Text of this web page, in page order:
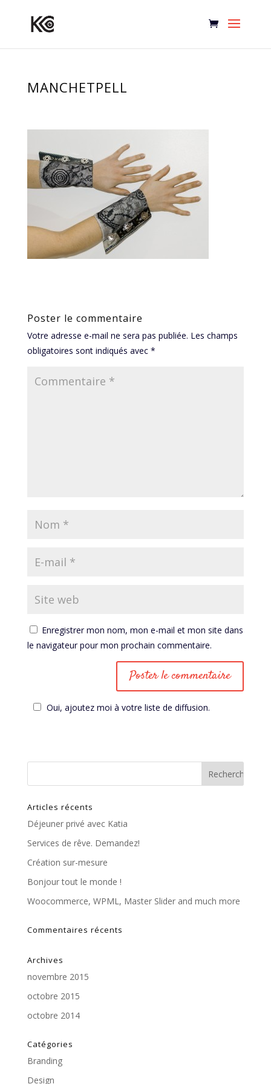
MANCHETPELL
Poster le commentaire
Votre adresse e-mail ne sera pas publiée. Les champs
obligatoires sont indiqués avec *
Enregistrer mon nom, mon e-mail et mon site dans
le navigateur pour mon prochain commentaire.
Oui, ajoutez moi à votre liste de diffusion.
Articles récents
Déjeuner privé avec Katia
Services de rêve. Demandez!
Création sur-mesure
Bonjour tout le monde !
Woocommerce, WPML, Master Slider and much more
Commentaires récents
Archives
novembre 2015
octobre 2015
octobre 2014
Catégories
Branding
Design